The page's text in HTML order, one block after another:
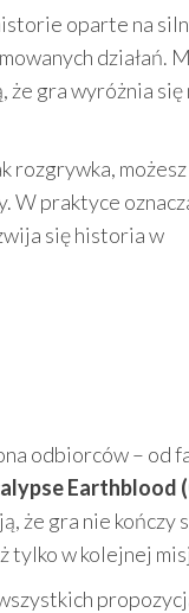
oparte na
działań.
że gra wyróżnia się
rozgrywka,
W praktyce
się historia w
odbiorców – od
Earthblood
że gra nie kończy
tylko w kolejnej